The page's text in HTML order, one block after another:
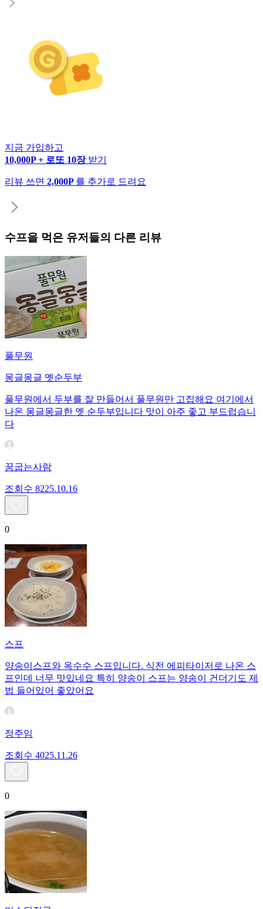
지금 가입하고
10,000P + 로또 10장 받기
리뷰 쓰면 2,000P 를 추가로 드려요
수프을 먹은 유저들의 다른 리뷰
풀무원
몽글몽글 옛순두부
풀무원에서 두부를 잘 만들어서 풀무원만 고집해요 여기에서
나온 몽글몽글한 옛 순두부입니다 맛이 아주 좋고 부드럽습니
다
꿈굽는사람
조회수 8225.10.16
0
스프
양송이스프와 옥수수 스프입니다. 식전 에피타이저로 나온 스
프인데 너무 맛있네요 특히 양송이 스프는 양송이 건더기도 제
법 들어있어 좋았어요
정주임
조회수 4025.11.26
0